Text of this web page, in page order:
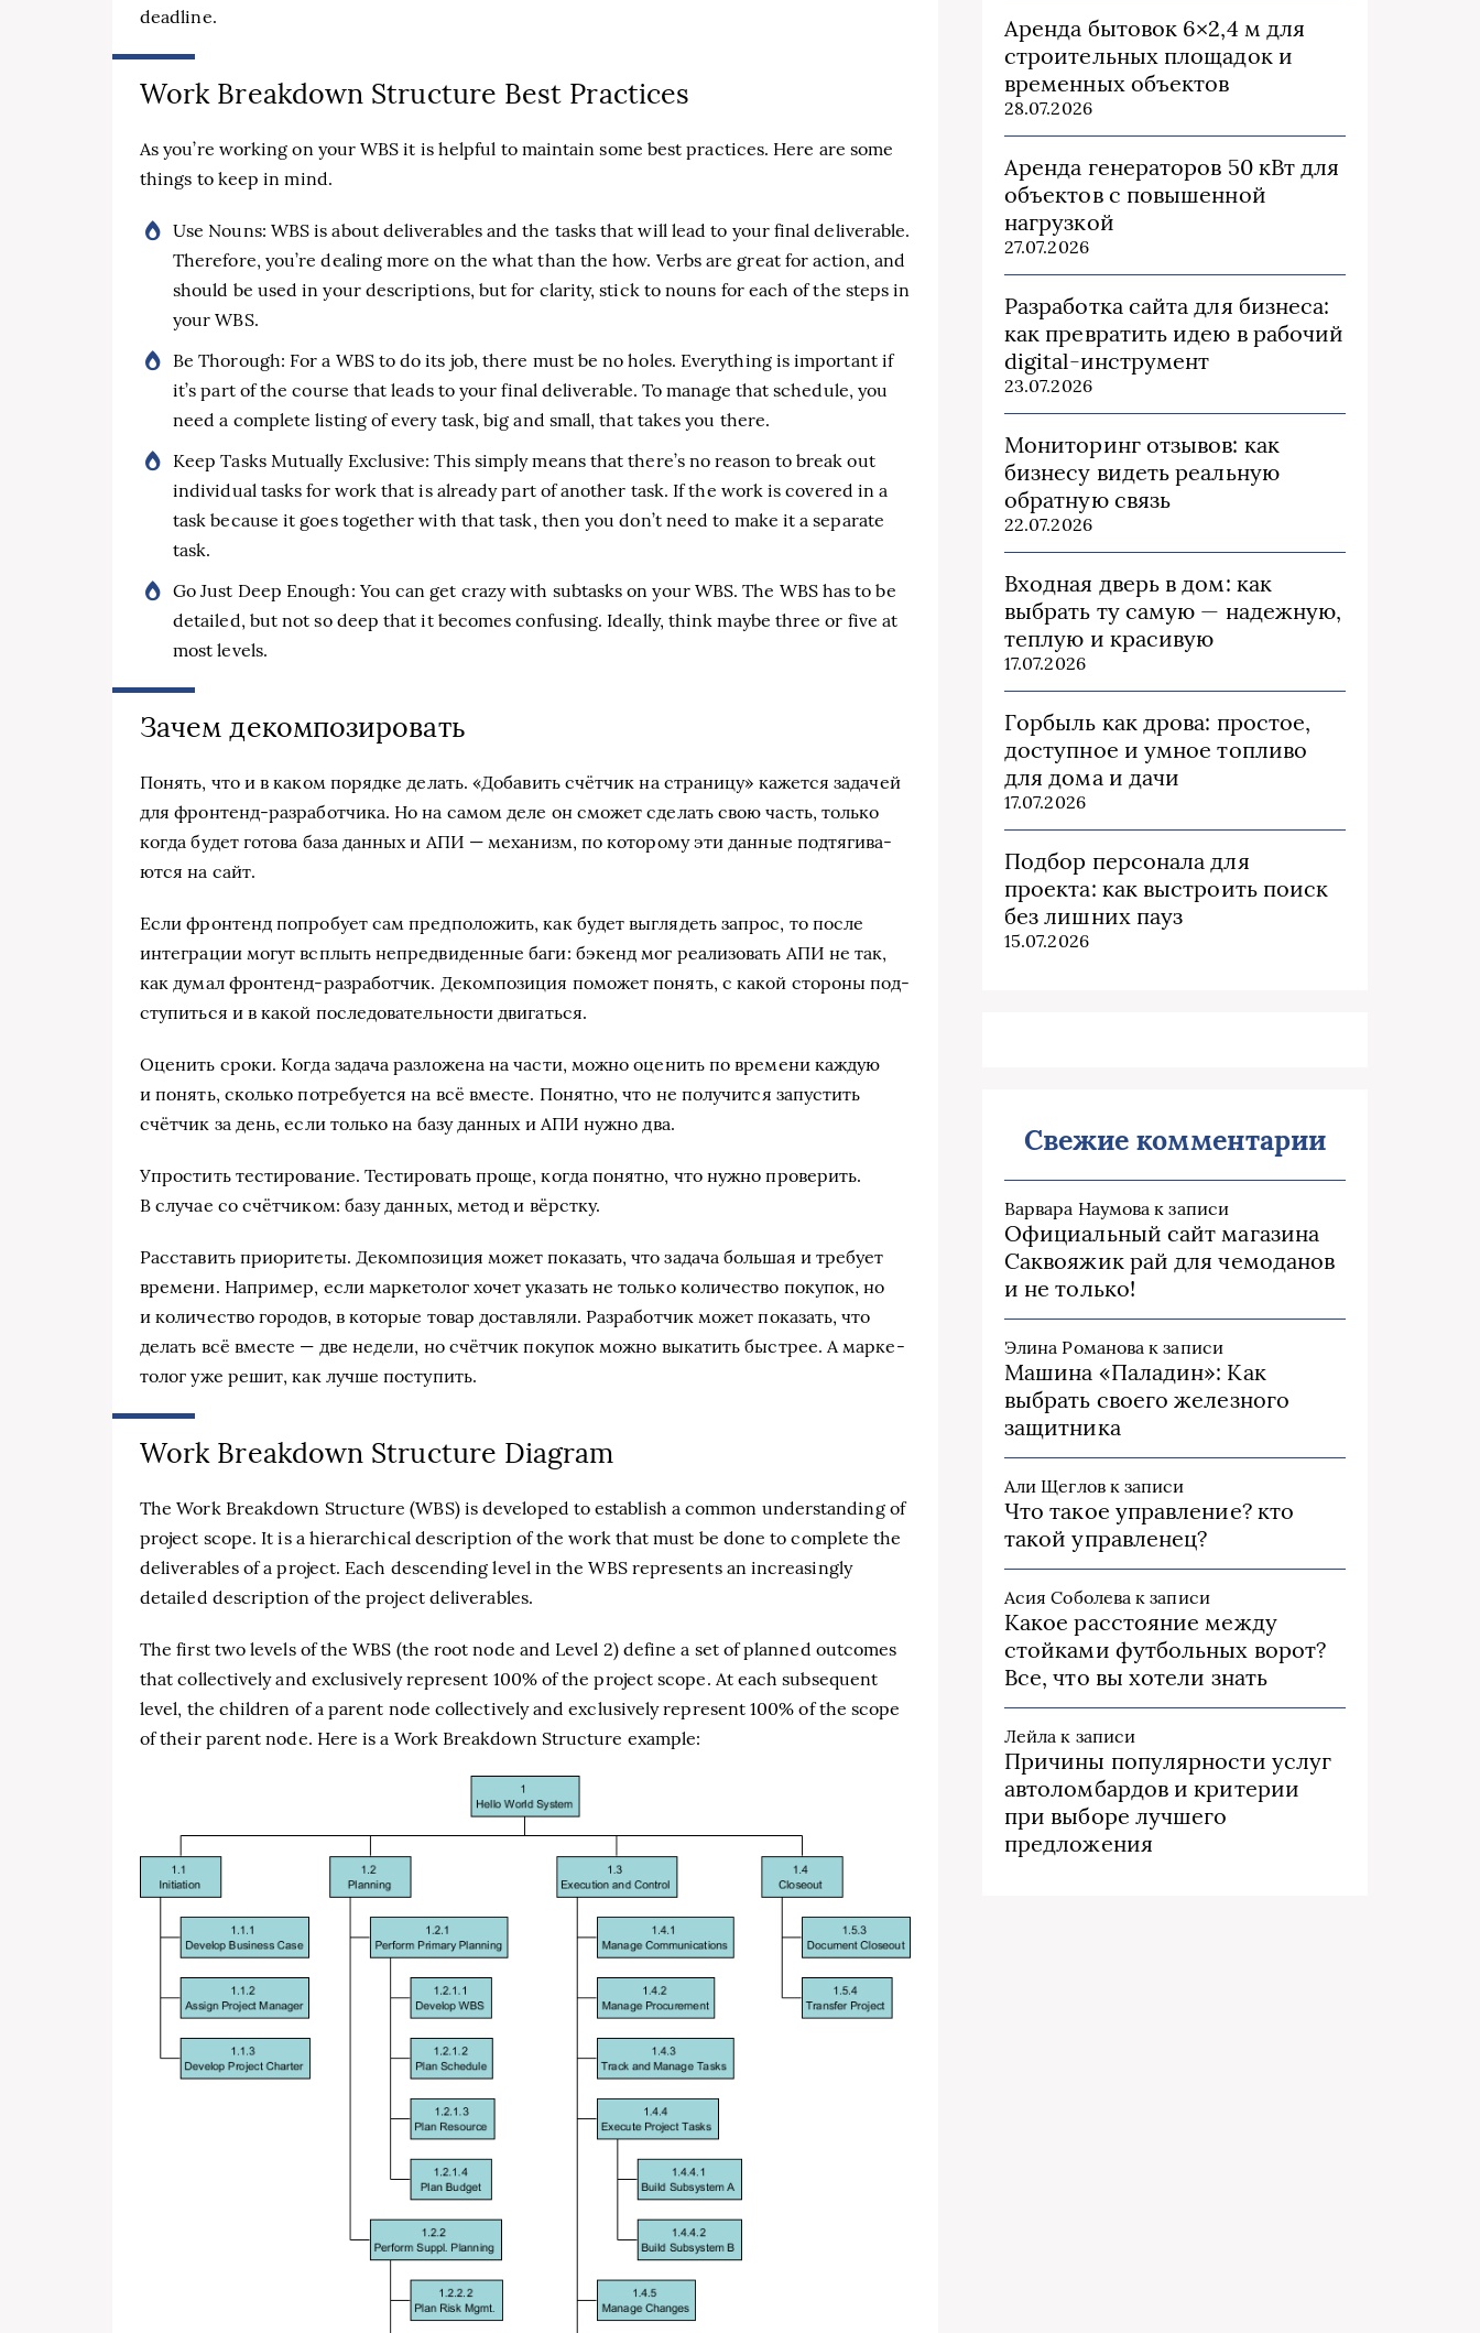
deadline.
Work Breakdown Structure Best Practices
As you’re working on your WBS it is helpful to maintain some best practices. Here are some
things to keep in mind.
Use Nouns: WBS is about deliverables and the tasks that will lead to your final deliverable.
Therefore, you’re dealing more on the what than the how. Verbs are great for action, and
should be used in your descriptions, but for clarity, stick to nouns for each of the steps in
your WBS.
Be Thorough: For a WBS to do its job, there must be no holes. Everything is important if
it’s part of the course that leads to your final deliverable. To manage that schedule, you
need a complete listing of every task, big and small, that takes you there.
Keep Tasks Mutually Exclusive: This simply means that there’s no reason to break out
individual tasks for work that is already part of another task. If the work is covered in a
task because it goes together with that task, then you don’t need to make it a separate
task.
Go Just Deep Enough: You can get crazy with subtasks on your WBS. The WBS has to be
detailed, but not so deep that it becomes confusing. Ideally, think maybe three or five at
most levels.
Зачем декомпозировать
Понять, что и в каком поряд­ке делать. «Доба­вить счёт­чик на стра­ни­цу» кажет­ся зада­чей
для фронтенд-разработчика. Но на самом деле он смо­жет сде­лать свою часть, толь­ко
когда будет гото­ва база дан­ных и АПИ — меха­низм, по кото­ро­му эти дан­ные под­тя­ги­ва­
ют­ся на сайт.
Если фрон­тенд попро­бу­ет сам пред­по­ло­жить, как будет выгля­деть запрос, то после
инте­гра­ции могут всплыть непред­ви­ден­ные баги: бэкенд мог реа­ли­зо­вать АПИ не так,
как думал фронтенд-разработчик. Деком­по­зи­ция помо­жет понять, с какой сто­ро­ны под­
сту­пить­ся и в какой после­до­ва­тель­но­сти дви­гать­ся.
Оце­нить сро­ки. Когда зада­ча раз­ло­же­на на части, мож­но оце­нить по вре­ме­ни каж­дую
и понять, сколь­ко потре­бу­ет­ся на всё вме­сте. Понят­но, что не полу­чит­ся запу­стить
счёт­чик за день, если толь­ко на базу дан­ных и АПИ нуж­но два.
Упро­стить тести­ро­ва­ние. Тести­ро­вать про­ще, когда понят­но, что нуж­но про­ве­рить.
В слу­чае со счёт­чи­ком: базу дан­ных, метод и вёрст­ку.
Рас­ста­вить при­о­ри­те­ты. Деком­по­зи­ция может пока­зать, что зада­ча боль­шая и тре­бу­ет
вре­ме­ни. Напри­мер, если мар­ке­то­лог хочет ука­зать не толь­ко коли­че­ство поку­пок, но
и коли­че­ство горо­дов, в кото­рые товар достав­ля­ли. Раз­ра­бот­чик может пока­зать, что
делать всё вме­сте — две неде­ли, но счёт­чик поку­пок мож­но выка­тить быст­рее. А мар­ке­
то­лог уже решит, как луч­ше посту­пить.
Work Breakdown Structure Diagram
The Work Breakdown Structure (WBS) is developed to establish a common understanding of
project scope. It is a hierarchical description of the work that must be done to complete the
deliverables of a project. Each descending level in the WBS represents an increasingly
detailed description of the project deliverables.
The first two levels of the WBS (the root node and Level 2) define a set of planned outcomes
that collectively and exclusively represent 100% of the project scope. At each subsequent
level, the children of a parent node collectively and exclusively represent 100% of the scope
of their parent node. Here is a Work Breakdown Structure example:
Аренда бытовок 6×2,4 м для
строительных площадок и
временных объектов
28.07.2026
Аренда генераторов 50 кВт для
объектов с повышенной
нагрузкой
27.07.2026
Разработка сайта для бизнеса:
как превратить идею в рабочий
digital-инструмент
23.07.2026
Мониторинг отзывов: как
бизнесу видеть реальную
обратную связь
22.07.2026
Входная дверь в дом: как
выбрать ту самую — надежную,
теплую и красивую
17.07.2026
Горбыль как дрова: простое,
доступное и умное топливо
для дома и дачи
17.07.2026
Подбор персонала для
проекта: как выстроить поиск
без лишних пауз
15.07.2026
Свежие комментарии
Варвара Наумова к записи
Официальный сайт магазина
Саквояжик рай для чемоданов
и не только!
Элина Романова к записи
Машина «Паладин»: Как
выбрать своего железного
защитника
Али Щегловк записи
Что такое управление? кто
такой управленец?
Асия Соболева к записи
Какое расстояние между
стойками футбольных ворот?
Все, что вы хотели знать
Лейла к записи
Причины популярности услуг
автоломбардов и критерии
при выборе лучшего
предложения